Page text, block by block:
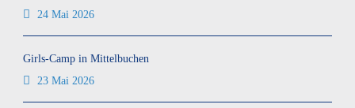
24 Mai 2026
Girls-Camp in Mittelbuchen
23 Mai 2026